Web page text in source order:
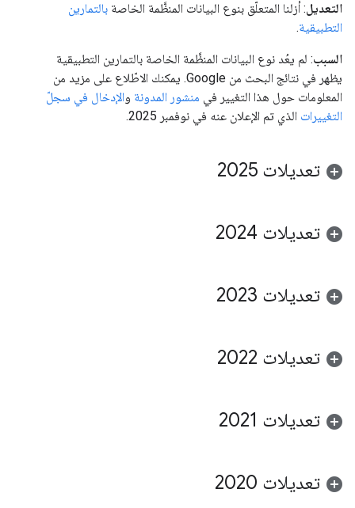
التعديل: أزلنا المتعلّق بنوع البيانات المنظَّمة الخاصة بالتمارين
التطبيقية.
السبب: لم يعُد نوع البيانات المنظَّمة الخاصة بالتمارين التطبيقية
يظهر في نتائج البحث من Google. يمكنك الاطّلاع على مزيد من
المعلومات حول هذا التغيير في منشور المدونة والإدخال في سجلّ
التغييرات الذي تم الإعلان عنه في نوفمبر 2025.
تعديلات 2025
تعديلات 2024
تعديلات 2023
تعديلات 2022
تعديلات 2021
تعديلات 2020